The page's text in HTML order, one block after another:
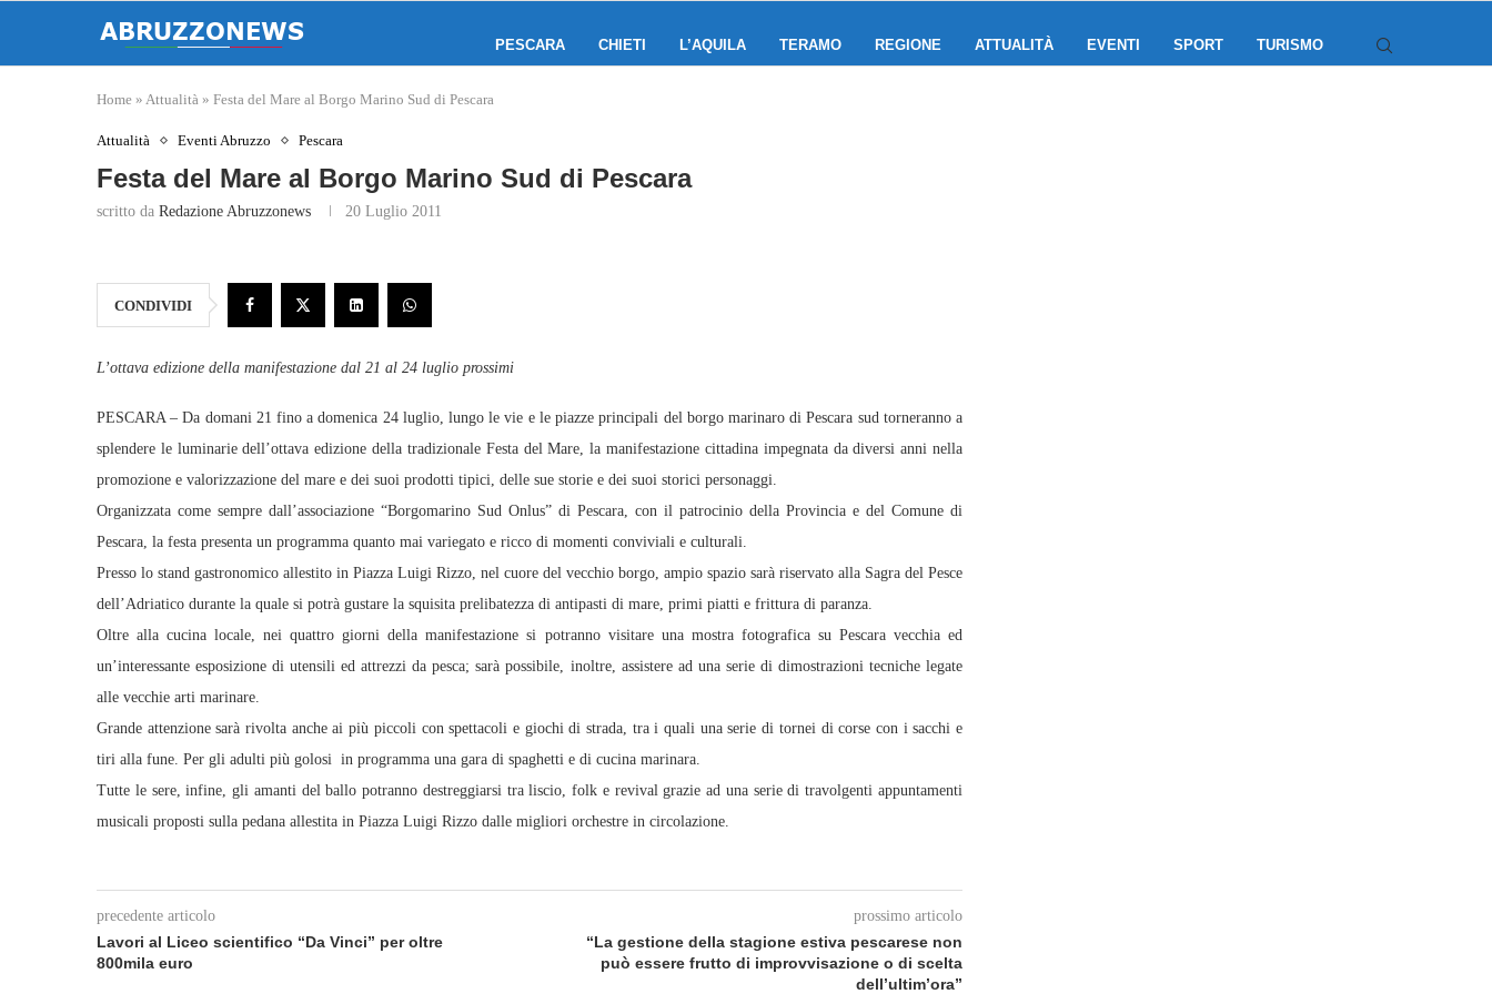
PESCARA CHIETI L’AQUILA TERAMO REGIONE ATTUALITÀ EVENTI SPORT TURISMO
Home » Attualità » Festa del Mare al Borgo Marino Sud di Pescara
Attualità Eventi Abruzzo Pescara
Festa del Mare al Borgo Marino Sud di Pescara
scritto da Redazione Abruzzonews 20 Luglio 2011
CONDIVIDI
L’ottava edizione della manifestazione dal 21 al 24 luglio prossimi
PESCARA – Da domani 21 fino a domenica 24 luglio, lungo le vie e le piazze principali del borgo marinaro di Pescara sud torneranno a
splendere le luminarie dell’ottava edizione della tradizionale Festa del Mare, la manifestazione cittadina impegnata da diversi anni nella
promozione e valorizzazione del mare e dei suoi prodotti tipici, delle sue storie e dei suoi storici personaggi.
Organizzata come sempre dall’associazione “Borgomarino Sud Onlus” di Pescara, con il patrocinio della Provincia e del Comune di
Pescara, la festa presenta un programma quanto mai variegato e ricco di momenti conviviali e culturali.
Presso lo stand gastronomico allestito in Piazza Luigi Rizzo, nel cuore del vecchio borgo, ampio spazio sarà riservato alla Sagra del Pesce
dell’Adriatico durante la quale si potrà gustare la squisita prelibatezza di antipasti di mare, primi piatti e frittura di paranza.
Oltre alla cucina locale, nei quattro giorni della manifestazione si potranno visitare una mostra fotografica su Pescara vecchia ed
un’interessante esposizione di utensili ed attrezzi da pesca; sarà possibile, inoltre, assistere ad una serie di dimostrazioni tecniche legate
alle vecchie arti marinare.
Grande attenzione sarà rivolta anche ai più piccoli con spettacoli e giochi di strada, tra i quali una serie di tornei di corse con i sacchi e
tiri alla fune. Per gli adulti più golosi in programma una gara di spaghetti e di cucina marinara.
Tutte le sere, infine, gli amanti del ballo potranno destreggiarsi tra liscio, folk e revival grazie ad una serie di travolgenti appuntamenti
musicali proposti sulla pedana allestita in Piazza Luigi Rizzo dalle migliori orchestre in circolazione.
precedente articolo
Lavori al Liceo scientifico “Da Vinci” per oltre
800mila euro
prossimo articolo
“La gestione della stagione estiva pescarese non
può essere frutto di improvvisazione o di scelta
dell’ultim’ora”